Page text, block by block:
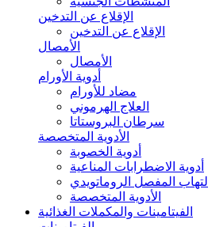
الإقلاع عن التدخين
الإقلاع عن التدخين
الأمصال
الأمصال
أدوية الأورام
مضاد للأورام
العلاج الهرموني
سرطان البروستاتا
الأدوية المتخصصة
أدوية الخصوبة
أدوية الاضطرابات المناعية
التهاب المفصل الروماتويدي
الأدوية المتخصصة
الفيتامينات والمكملات الغذائية